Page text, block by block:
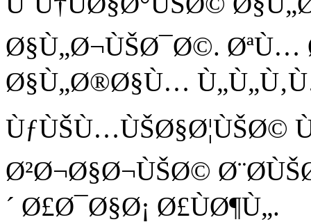
Ø§Ù„Ø¬ÙŠØ¯Ø©. ØªÙ…
Ø§Ù„Ø®Ø§Ù…
ÙƒÙŠÙ…ÙŠØ§Ø¦ÙŠØ©
Ø²Ø¬Ø§Ø¬ÙŠØ©
´ Ø£Ø¯Ø§Ø¡ Ø£ÙØ¶Ù„.